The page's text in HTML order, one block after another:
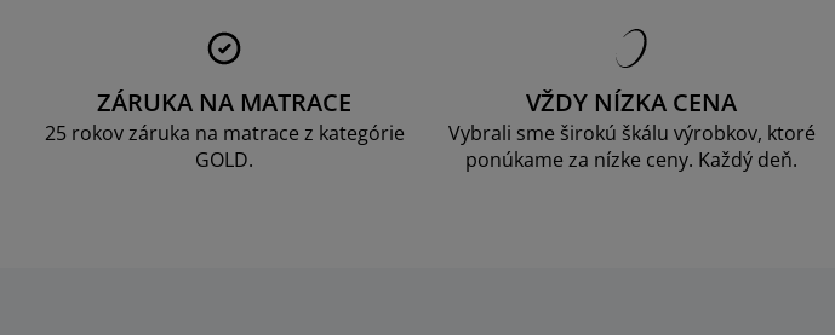
ZÁRUKA NA MATRACE
25 rokov záruka na matrace z kategórie
GOLD.
VŽDY NÍZKA CENA
Vybrali sme širokú škálu výrobkov, ktoré
ponúkame za nízke ceny. Každý deň.